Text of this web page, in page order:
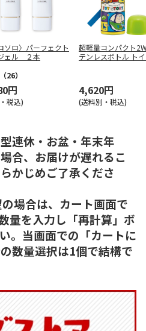
ソロ〉パーフェクト
ェル ２本
（26）
円
税込)
超軽量コンパクト
テンレスボトル ト
4,620円
(送料別・税込)
連休・お盆・年末年
合、お届けが遅れるこ
かじめご了承くださ
場合は、カート画面で
量を入力し「再計算」ボ
。当画面での「カートに
数量選択は1個で結構で